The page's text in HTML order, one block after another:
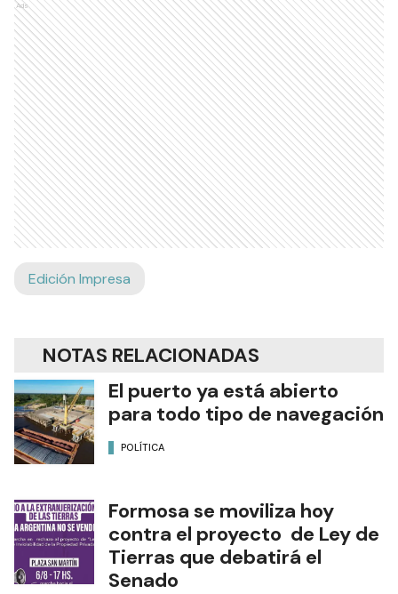
Ads
Edición Impresa
NOTAS RELACIONADAS
El puerto ya está abierto
para todo tipo de navegación
POLÍTICA
Formosa se moviliza hoy
contra el proyecto de Ley de
Tierras que debatirá el
Senado